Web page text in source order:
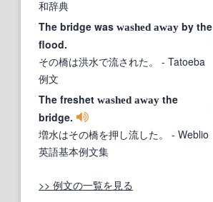
和辞典
The bridge was washed away by the
flood.
その橋は洪水で流された。
- Tatoeba
例文
The freshet washed away the
bridge.
増水はその橋を押し流した。
- Weblio
英語基本例文集
>> 例文の一覧を見る